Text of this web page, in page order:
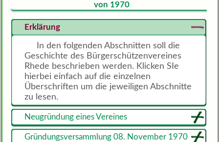
von 1970
Erklärung
In den folgenden Abschnitten soll die
Geschichte des Bürgerschützenvereines
Rhede beschrieben werden. Klicken SIe
hierbei einfach auf die einzelnen
Überschriften um die jeweiligen Abschnitte
zu lesen.
Neugründung eines Vereines
Gründungsversammlung 08. November 1970